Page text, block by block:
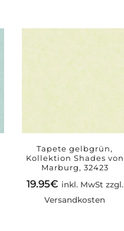
Tapete gelbgrün,
Kollektion Shades von
Marburg, 32423
19.95€ inkl. MwSt zzgl.
Versandkosten